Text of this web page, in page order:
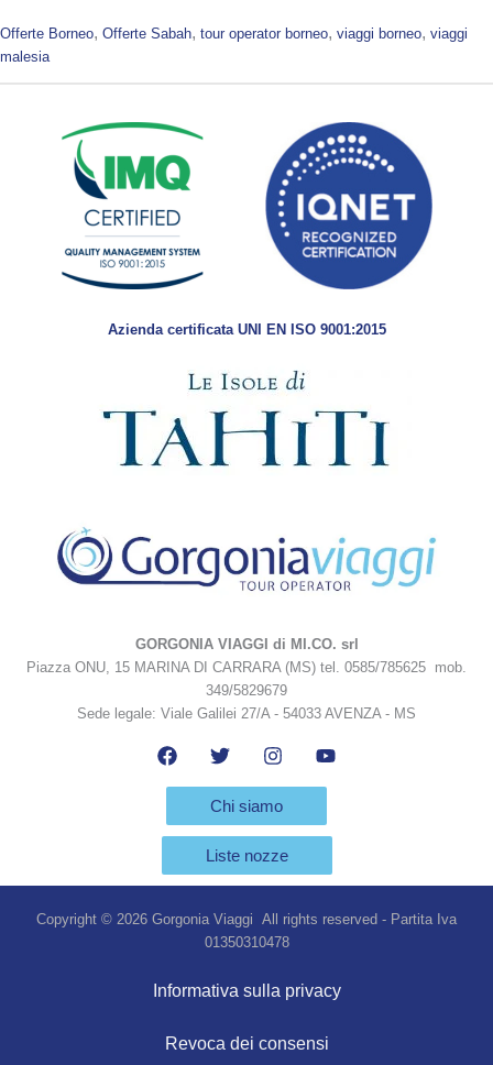
Offerte Borneo, Offerte Sabah, tour operator borneo, viaggi borneo, viaggi
malesia
Azienda certificata UNI EN ISO 9001:2015
GORGONIA VIAGGI di MI.CO. srl
Piazza ONU, 15 MARINA DI CARRARA (MS) tel. 0585/785625 mob.
349/5829679
Sede legale: Viale Galilei 27/A - 54033 AVENZA - MS
Chi siamo
Liste nozze
Copyright © 2026 Gorgonia Viaggi All rights reserved - Partita Iva
01350310478
Informativa sulla privacy
Revoca dei consensi